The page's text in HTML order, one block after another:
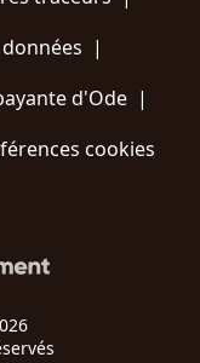
|
d'Ode |
cookies